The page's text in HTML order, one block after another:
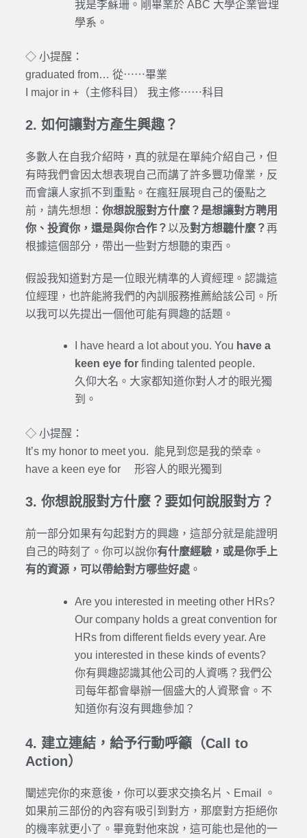
我是李蘇珊。剛畢業於 ABC 大學企業管理
學系。
◇ 小提醒：
graduated from… 從⋯⋯畢業
I major in +（主修科目） 我主修⋯⋯科目
2. 如何讓對方產生興趣？
多數人在自我介紹時，真的就是在單純介紹自己，但
有時我們會因太想表現自己而講了許多豐功偉業，反
而會讓人家抓不到重點。在瘋狂展現自己的優點之
前，請先想想： 你想說服對方什麼？是想讓對方聘用
你、投資你，還是與你合作？以及對方想聽什麼？再
根據這個部分，帶出一些對方想聽的東西。
假設我知道對方是一位眼光精準的人資經理。認識這
位經理，也許能將我們的內訓服務推薦給該公司。所
以我可以先提出一個他可能有興趣的話題。
I have heard a lot about you. You have a
keen eye forfinding talented people.
久仰大名。大家都知道你對人才的眼光獨
到。
◇ 小提醒：
It’s my honor to meet you. 能見到您是我的榮幸。
have a keen eye for 形容人的眼光獨到
3. 你想說服對方什麼？要如何說服對方？
前一部分如果有勾起對方的興趣，這部分就是能證明
自己的時刻了。你可以說你有什麼經驗，或是你手上
有的資源，可以帶給對方哪些好處。
Are you interested in meeting other HRs?
Our company holds a great convention for
HRs from different fields every year. Are
you interested in these kinds of events?
你有興趣認識其他公司的人資嗎？我們公
司每年都會舉辦一個盛大的人資聚會。不
知道你有沒有興趣參加？
4. 建立連結，給予行動呼籲（Call to
Action）
闡述完你的來意後，你可以要求交換名片、Email 。
如果前三部份的內容有吸引到對方，那麼對方拒絕你
的機率就更小了。畢竟對他來說，這可能也是他的一